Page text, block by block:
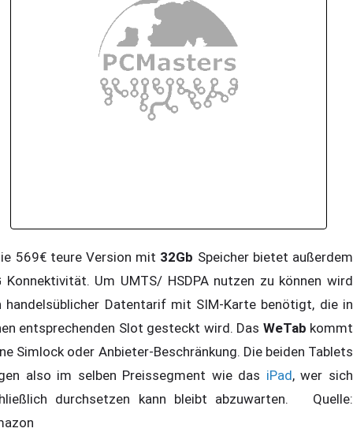
569€ teure Version mit 32Gb Speicher bietet außerdem
Konnektivität. Um UMTS/ HSDPA nutzen zu können wird
handelsüblicher Datentarif mit SIM-Karte benötigt, die in
entsprechenden Slot gesteckt wird. Das WeTab kommt
Simlock oder Anbieter-Beschränkung. Die beiden Tablets
also im selben Preissegment wie das iPad, wer sich
durchsetzen kann bleibt abzuwarten. Quelle: